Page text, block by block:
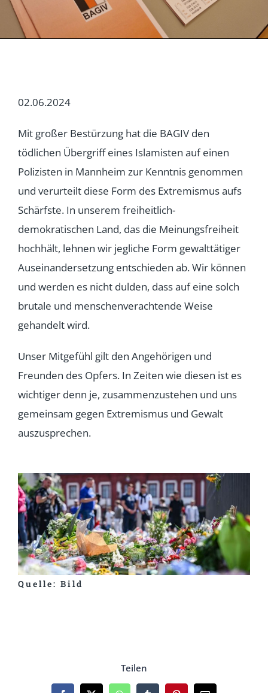
02.06.2024
Mit großer Bestürzung hat die BAGIV den
tödlichen Übergriff eines Islamisten auf einen
Polizisten in Mannheim zur Kenntnis genommen
und verurteilt diese Form des Extremismus aufs
Schärfste. In unserem freiheitlich-
demokratischen Land, das die Meinungsfreiheit
hochhält, lehnen wir jegliche Form gewalttätiger
Auseinandersetzung entschieden ab. Wir können
und werden es nicht dulden, dass auf eine solch
brutale und menschenverachtende Weise
gehandelt wird.
Unser Mitgefühl gilt den Angehörigen und
Freunden des Opfers. In Zeiten wie diesen ist es
wichtiger denn je, zusammenzustehen und uns
gemeinsam gegen Extremismus und Gewalt
auszusprechen.
Quelle: Bild
Teilen